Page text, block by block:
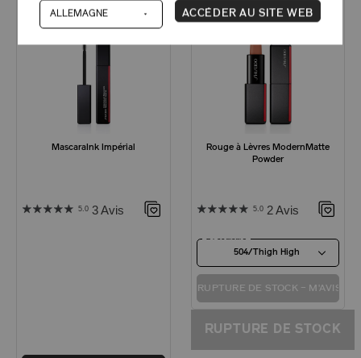
ESSAI VIRTUEL
MascaraInk Impérial
5.0 3 Avis
Rouge à Lèvres ModernMatte
Powder
5.0 2 Avis
504/Thigh High
RUPTURE DE STOCK – M'AVISER
RUPTURE DE STOCK
ACCÉDER AU SITE WEB